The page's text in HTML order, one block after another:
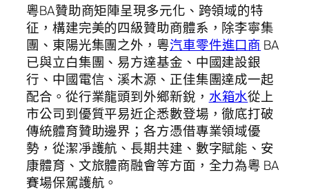
粵BA贊助商矩陣呈現多元化、跨領域的特
征，構建完美的四級贊助商體系，除李寧集
團、東陽光集團之外，粵汽車零件進口商 BA
已與立白集團、易方達基金、中國建設銀
行、中國電信、溪木源、正佳集團達成一起
配合。從行業龍頭到外鄉新銳， 水箱水從上
市公司到優質平易近企悉數登場，徹底打破
傳統體育贊助邊界；各方憑借專業領域優
勢，從潔凈護航、長期共建、數字賦能、安
康體育、文旅體商融會等方面，全力為粵 BA
賽場保駕護航。